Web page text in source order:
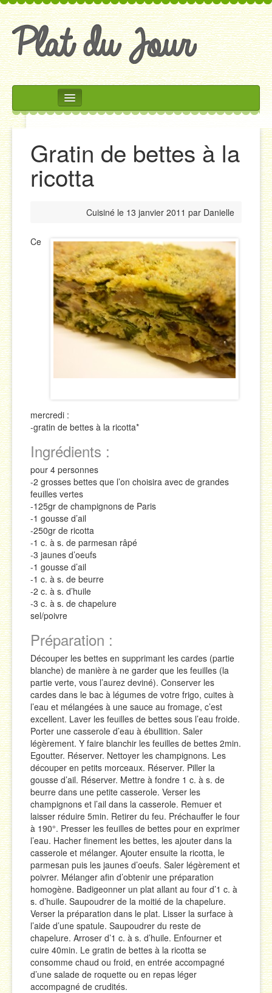
Rechercher
Accueil
Accompagnements
Plats
Salades
Sauces
Soupes & Potages
Trucs & Astuces
Gratin de bettes à la
ricotta
Cuisiné le 13 janvier 2011 par Danielle
Ce
mercredi :
-gratin de bettes à la ricotta*
Ingrédients :
pour 4 personnes
-2 grosses bettes que l’on choisira avec de grandes
feuilles vertes
-125gr de champignons de Paris
-1 gousse d’ail
-250gr de ricotta
-1 c. à s. de parmesan râpé
-3 jaunes d’oeufs
-1 gousse d’ail
-1 c. à s. de beurre
-2 c. à s. d’huile
-3 c. à s. de chapelure
sel/poivre
Préparation :
Découper les bettes en supprimant les cardes (partie
blanche) de manière à ne garder que les feuilles (la
partie verte, vous l’aurez deviné). Conserver les
cardes dans le bac à légumes de votre frigo, cuites à
l’eau et mélangées à une sauce au fromage, c’est
excellent. Laver les feuilles de bettes sous l’eau froide.
Porter une casserole d’eau à ébullition. Saler
légèrement. Y faire blanchir les feuilles de bettes 2min.
Egoutter. Réserver. Nettoyer les champignons. Les
découper en petits morceaux. Réserver. Piller la
gousse d’ail. Réserver. Mettre à fondre 1 c. à s. de
beurre dans une petite casserole. Verser les
champignons et l’ail dans la casserole. Remuer et
laisser réduire 5min. Retirer du feu. Préchauffer le four
à 190°. Presser les feuilles de bettes pour en exprimer
l’eau. Hacher finement les bettes, les ajouter dans la
casserole et mélanger. Ajouter ensuite la ricotta, le
parmesan puis les jaunes d’oeufs. Saler légèrement et
poivrer. Mélanger afin d’obtenir une préparation
homogène. Badigeonner un plat allant au four d’1 c. à
s. d’huile. Saupoudrer de la moitié de la chapelure.
Verser la préparation dans le plat. Lisser la surface à
l’aide d’une spatule. Saupoudrer du reste de
chapelure. Arroser d’1 c. à s. d’huile. Enfourner et
cuire 40min. Le gratin de bettes à la ricotta se
consomme chaud ou froid, en entrée accompagné
d’une salade de roquette ou en repas léger
accompagné de crudités.